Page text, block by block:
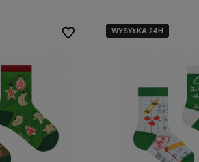
Do ulubionychWYSYŁKA 24H
WYSYŁKA 24H
WYSYŁKA 24H